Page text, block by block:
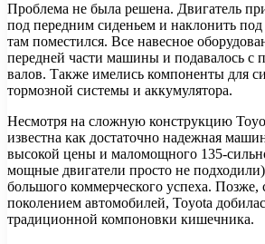
Проблема не была решена. Двигатель
под передним сиденьем и наклонить
там поместился. Все навесное
передней части машины и подавалось с
валов. Также имелись компоненты для
тормозной системы и аккумулятора.
Несмотря на сложную конструкцию
известна как достаточно надежная
высокой цены и маломощного 135-
мощные двигатели просто не
большого коммерческого успеха. Позже,
поколением автомобилей, Toyota
традиционной компоновки кишечника.